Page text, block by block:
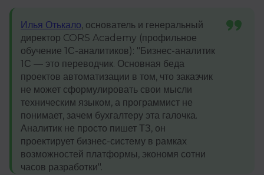
Илья Отькало, основатель и генеральный
директор CORS Academy (профильное
обучение 1С-аналитиков): "Бизнес-аналитик
1С — это переводчик. Основная беда
проектов автоматизации в том, что заказчик
не может сформулировать свои мысли
техническим языком, а программист не
понимает, зачем бухгалтеру эта галочка.
Аналитик не просто пишет ТЗ, он
проектирует бизнес-систему в рамках
возможностей платформы, экономя сотни
часов разработки".